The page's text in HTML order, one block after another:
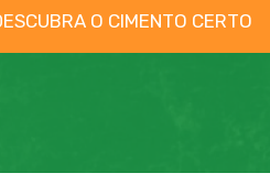
O CIMENTO CERTO